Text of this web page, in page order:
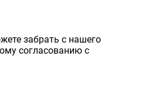
забрать с нашего
согласованию с